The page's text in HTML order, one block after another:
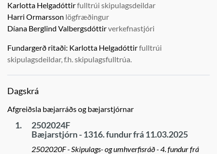
Karlotta Helgadóttirfulltrúi skipulagsdeildar
Harri Ormarsson lögfræðingur
Díana Berglind Valbergsdóttirverkefnastjóri
Fundargerð ritaði: Karlotta Helgadóttirfulltrúi
skipulagsdeildar, f.h. skipulagsfulltrúa.
Dagskrá
Afgreiðsla bæjarráðs og bæjarstjórnar
1.
2502024F
Bæjarstjórn - 1316. fundur frá 11.03.2025
2502020F - Skipulags- og umhverfisráð - 4. fundur frá